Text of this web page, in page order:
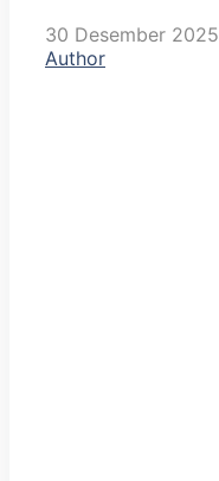
30 Desember 2025
Author